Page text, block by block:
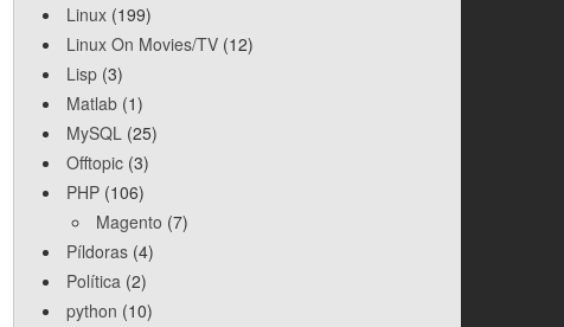
Linux (199)
Linux On Movies/TV (12)
Lisp (3)
Matlab (1)
MySQL (25)
Offtopic (3)
PHP (106)
Magento (7)
Píldoras (4)
Política (2)
python (10)